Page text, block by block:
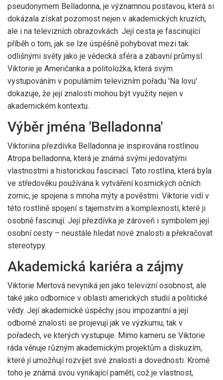
pseudonymem Belladonna, je významnou postavou, která si
dokázala získat pozornost nejen v akademických kruzích,
ale i na televizních obrazovkách. Její cesta je fascinující
příběh o tom, jak se lze úspěšně pohybovat mezi tak
odlišnými světy jako je vědecká sféra a zábavní průmysl.
Viktorie je Američanka a politoložka, která svým
vystupováním v populárním televizním pořadu 'Na lovu'
dokazuje, že její znalosti mohou být využity nejen v
akademickém kontextu.
Výběr jména 'Belladonna'
Viktoriina přezdívka Belladonna je inspirována rostlinou
Atropa belladonna, která je známá svými jedovatými
vlastnostmi a historickou fascinací. Tato rostlina, která byla
ve středověku používána k vytváření kosmických očních
zornic, je spojena s mnoha mýty a pověstmi. Viktorie vidí v
této rostlině spojení s tajemstvím a komplexností, které ji
osobně fascinují. Její přezdívka je zároveň i symbolem její
osobní cesty – neustále hledat nové znalosti a překračovat
stereotypy.
Akademická kariéra a zájmy
Viktorie Mertová nevyniká jen jako televizní osobnost, ale
také jako odbornice v oblasti amerických studií a politické
vědy. Její akademické úspěchy jsou impozantní a její
odborné znalosti se projevují jak ve výzkumu, tak v
pořadech, ve kterých vystupuje. Mimo kameru se Viktorie
ráda věnuje různým akademickým projektům a diskuzím,
které jí umožňují rozvíjet své znalosti a dovednosti. Kromě
toho je známá svou vynikající pamětí, což je vlastnost,